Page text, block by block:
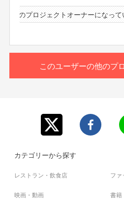
不良品、発送商品間違いの場合、着払い
件のプロジェクトオーナーになって
このユーザーの他のプ
カテゴリーから探す
レストラン・飲食店 ファ
映画・動画 書籍